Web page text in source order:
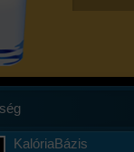
KalóriaBázis